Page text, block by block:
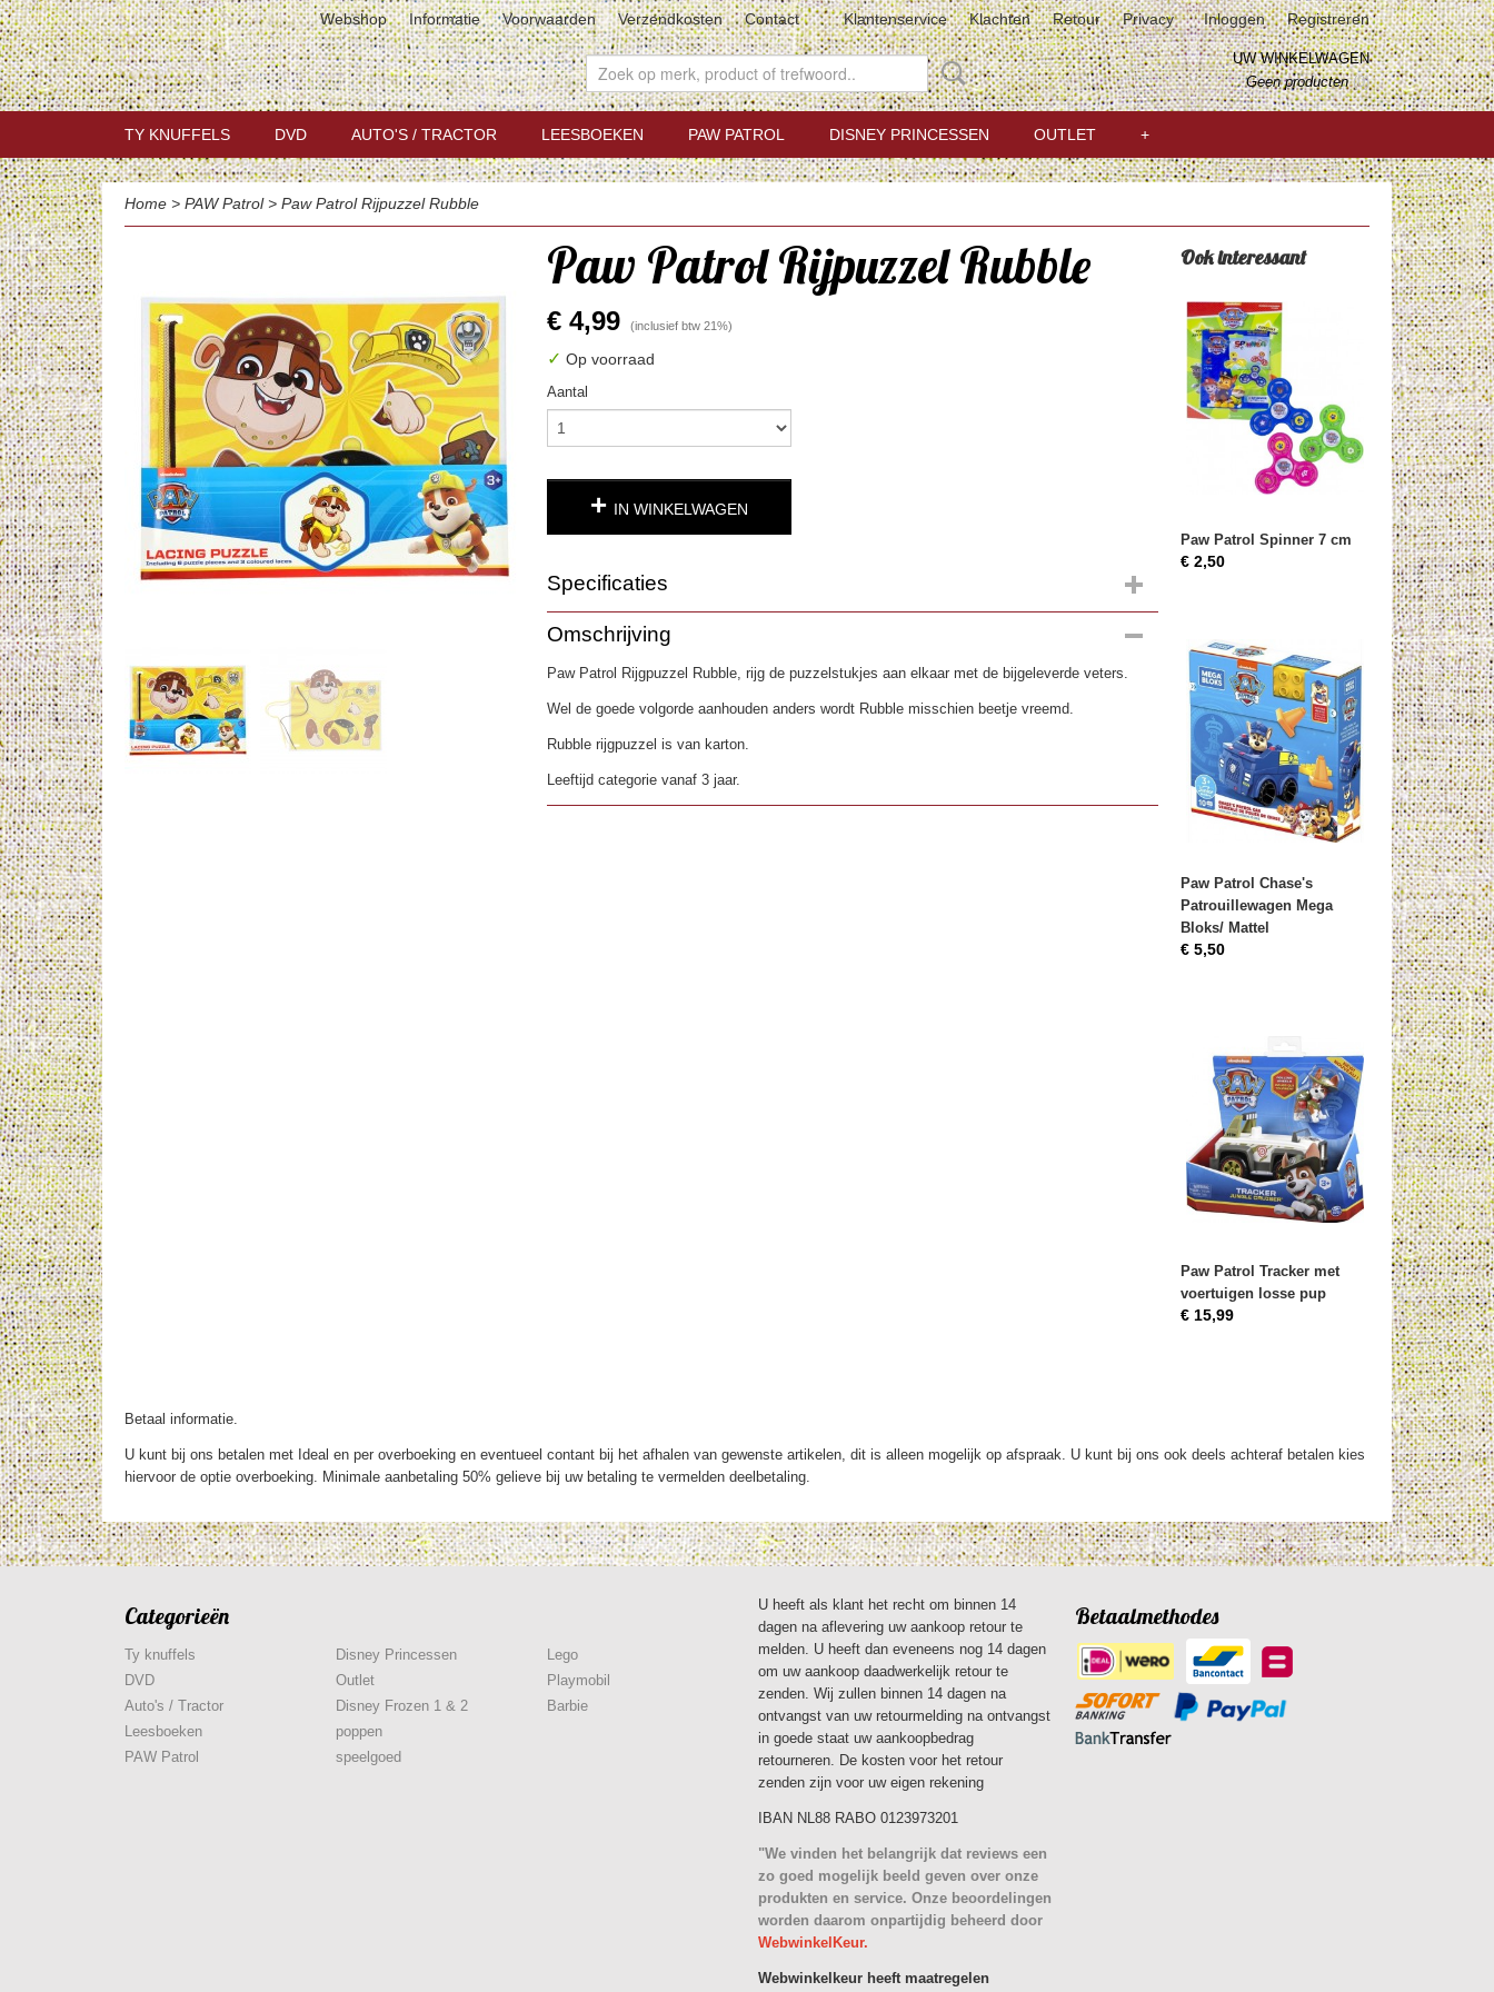
Webshop Informatie Voorwaarden Verzendkosten Contact Klantenservice Klachten Retour Privacy Inloggen Registreren
UW WINKELWAGEN
Geen producten(0)
TY KNUFFELS DVD AUTO'S / TRACTOR LEESBOEKEN PAW PATROL DISNEY PRINCESSEN OUTLET +
Home > PAW Patrol> Paw Patrol Rijpuzzel Rubble
Paw Patrol Rijpuzzel Rubble
€ 4,99 (inclusief btw 21%)
✓ Op voorraad
Aantal
IN WINKELWAGEN
Specificaties
Productcode
EAN code
Omschrijving
Paw Patrol Rijgpuzzel Rubble, rijg de puzzelstukjes aan elkaar met de bijgeleverde veters.
Wel de goede volgorde aanhouden anders wordt Rubble misschien beetje vreemd.
Rubble rijgpuzzel is van karton.
Leeftijd categorie vanaf 3 jaar.
Ook interessant
Paw Patrol Spinner 7 cm
€ 2,50
Paw Patrol Chase's
Patrouillewagen Mega
Bloks/ Mattel
€ 5,50
Paw Patrol Tracker met
voertuigen losse pup
€ 15,99
Betaal informatie.
U kunt bij ons betalen met Ideal en per overboeking en eventueel contant bij het afhalen van gewenste artikelen, dit is alleen mogelijk op afspraak. U kunt bij ons ook deels achteraf betalen kies
hiervoor de optie overboeking. Minimale aanbetaling 50% gelieve bij uw betaling te vermelden deelbetaling.
Categorieën
Ty knuffels
DVD
Auto's / Tractor
Leesboeken
PAW Patrol
Disney Princessen
Outlet
Disney Frozen 1 & 2
poppen
speelgoed
Lego
Playmobil
Barbie
U heeft als klant het recht om binnen 14
dagen na aflevering uw aankoop retour te
melden. U heeft dan eveneens nog 14 dagen
om uw aankoop daadwerkelijk retour te
zenden. Wij zullen binnen 14 dagen na
ontvangst van uw retourmelding na ontvangst
in goede staat uw aankoopbedrag
retourneren. De kosten voor het retour
zenden zijn voor uw eigen rekening
IBAN NL88 RABO 0123973201
"We vinden het belangrijk dat reviews een
zo goed mogelijk beeld geven over onze
produkten en service. Onze beoordelingen
worden daarom onpartijdig beheerd door
WebwinkelKeur.
Webwinkelkeur heeft maatregelen
Betaalmethodes